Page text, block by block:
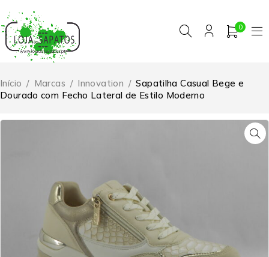
0
Início / Marcas / Innovation / Sapatilha Casual Bege e
Dourado com Fecho Lateral de Estilo Moderno